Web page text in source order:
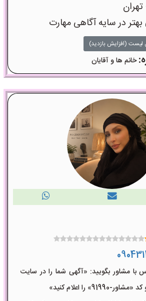
در سایه آگاهی مهارت
لیست (افزایش بازدید)
خانم ها و آقایان
با مشاور بگویید: «آگهی شما را در سایت
را اعلام کنید»